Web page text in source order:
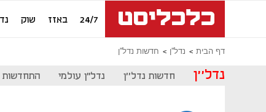
24/7 באזז שוק
דף הבית נדל''ן חדשות נדל''ן
נדל''ן חדשות נדל''ן נדל"ן עולמי התחדשות